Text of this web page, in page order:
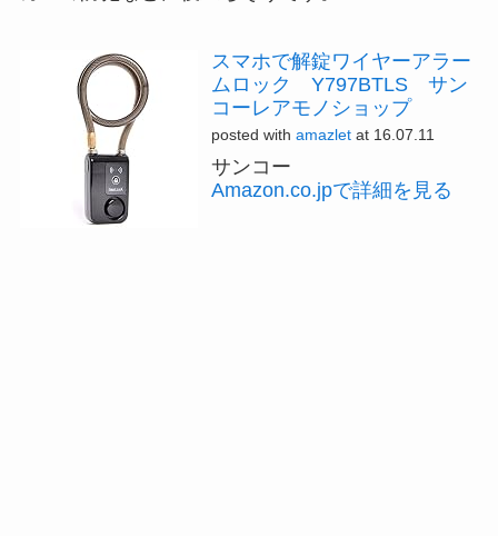
スマホで解錠ワイヤーアラー
ムロック Y797BTLS サン
コーレアモノショップ
posted with amazletat 16.07.11
サンコー
Amazon.co.jpで詳細を見る